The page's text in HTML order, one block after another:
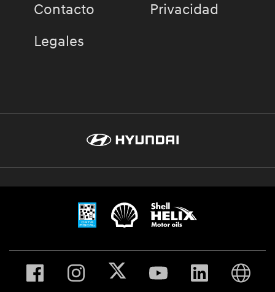
Contacto
Privacidad
Legales